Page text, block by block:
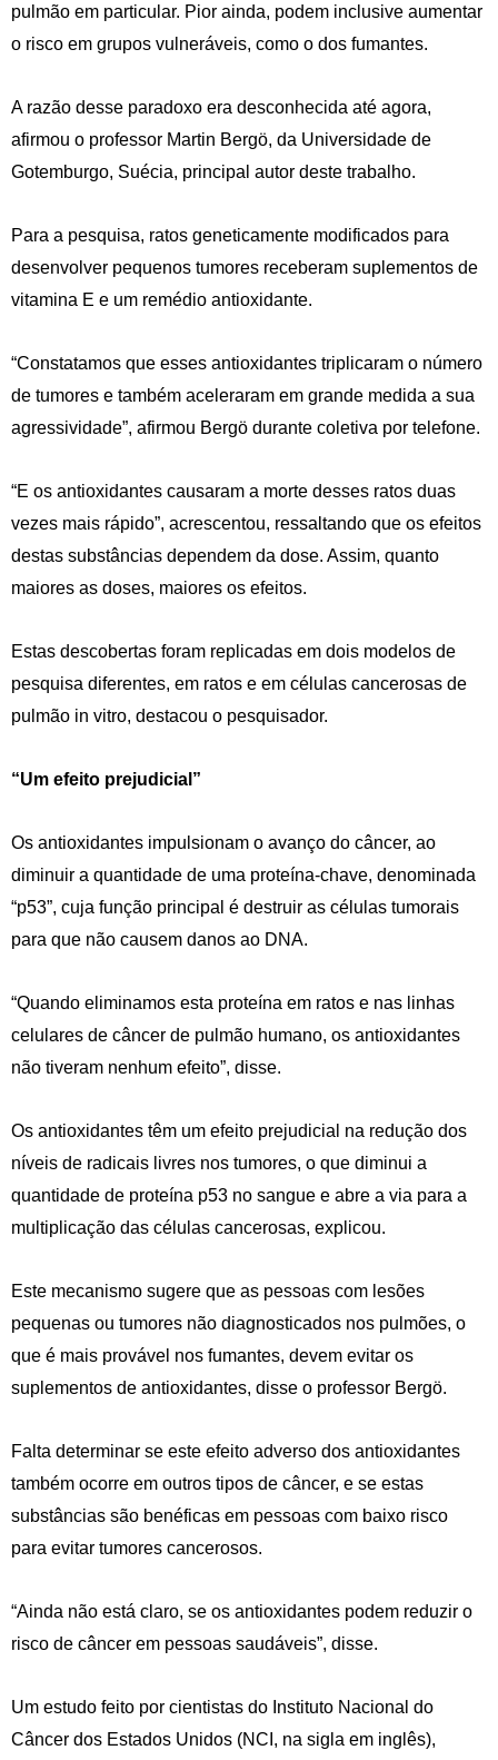
pulmão em particular. Pior ainda, podem inclusive aumentar
o risco em grupos vulneráveis, como o dos fumantes.
A razão desse paradoxo era desconhecida até agora,
afirmou o professor Martin Bergö, da Universidade de
Gotemburgo, Suécia, principal autor deste trabalho.
Para a pesquisa, ratos geneticamente modificados para
desenvolver pequenos tumores receberam suplementos de
vitamina E e um remédio antioxidante.
“Constatamos que esses antioxidantes triplicaram o número
de tumores e também aceleraram em grande medida a sua
agressividade”, afirmou Bergö durante coletiva por telefone.
“E os antioxidantes causaram a morte desses ratos duas
vezes mais rápido”, acrescentou, ressaltando que os efeitos
destas substâncias dependem da dose. Assim, quanto
maiores as doses, maiores os efeitos.
Estas descobertas foram replicadas em dois modelos de
pesquisa diferentes, em ratos e em células cancerosas de
pulmão in vitro, destacou o pesquisador.
“Um efeito prejudicial”
Os antioxidantes impulsionam o avanço do câncer, ao
diminuir a quantidade de uma proteína-chave, denominada
“p53”, cuja função principal é destruir as células tumorais
para que não causem danos ao DNA.
“Quando eliminamos esta proteína em ratos e nas linhas
celulares de câncer de pulmão humano, os antioxidantes
não tiveram nenhum efeito”, disse.
Os antioxidantes têm um efeito prejudicial na redução dos
níveis de radicais livres nos tumores, o que diminui a
quantidade de proteína p53 no sangue e abre a via para a
multiplicação das células cancerosas, explicou.
Este mecanismo sugere que as pessoas com lesões
pequenas ou tumores não diagnosticados nos pulmões, o
que é mais provável nos fumantes, devem evitar os
suplementos de antioxidantes, disse o professor Bergö.
Falta determinar se este efeito adverso dos antioxidantes
também ocorre em outros tipos de câncer, e se estas
substâncias são benéficas em pessoas com baixo risco
para evitar tumores cancerosos.
“Ainda não está claro, se os antioxidantes podem reduzir o
risco de câncer em pessoas saudáveis”, disse.
Um estudo feito por cientistas do Instituto Nacional do
Câncer dos Estados Unidos (NCI, na sigla em inglês),